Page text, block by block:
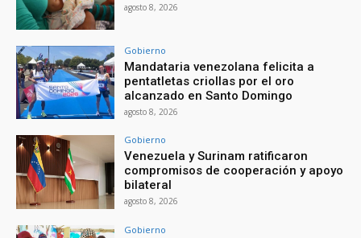
agosto 8, 2026
Gobierno
Mandataria venezolana felicita a
pentatletas criollas por el oro
alcanzado en Santo Domingo
agosto 8, 2026
Gobierno
Venezuela y Surinam ratificaron
compromisos de cooperación y apoyo
bilateral
agosto 8, 2026
Gobierno